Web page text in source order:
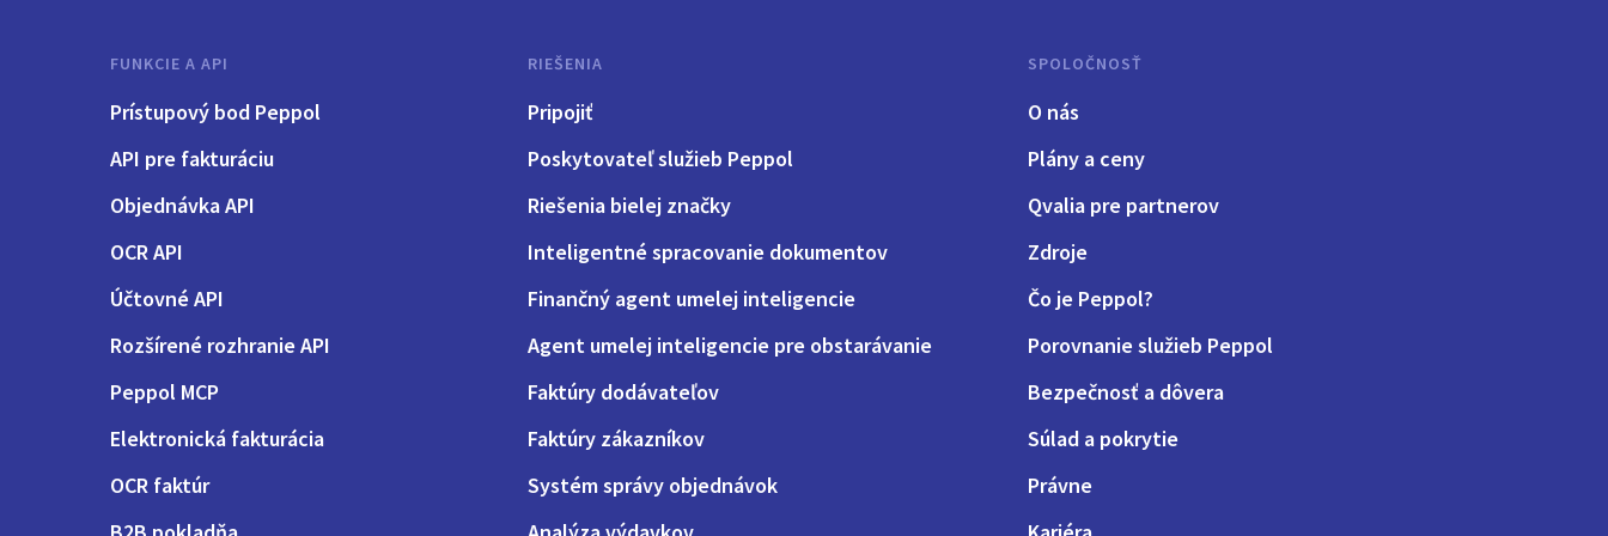
FUNKCIE A API
Prístupový bod Peppol
API pre fakturáciu
Objednávka API
OCR API
Účtovné API
Rozšírené rozhranie API
Peppol MCP
Elektronická fakturácia
OCR faktúr
RIEŠENIA
Pripojiť
Poskytovateľ služieb Peppol
Riešenia bielej značky
Inteligentné spracovanie dokumentov
Finančný agent umelej inteligencie
Agent umelej inteligencie pre obstarávanie
Faktúry dodávateľov
Faktúry zákazníkov
Systém správy objednávok
SPOLOČNOSŤ
O nás
Plány a ceny
Qvalia pre partnerov
Zdroje
Čo je Peppol?
Porovnanie služieb Peppol
Bezpečnosť a dôvera
Súlad a pokrytie
Právne